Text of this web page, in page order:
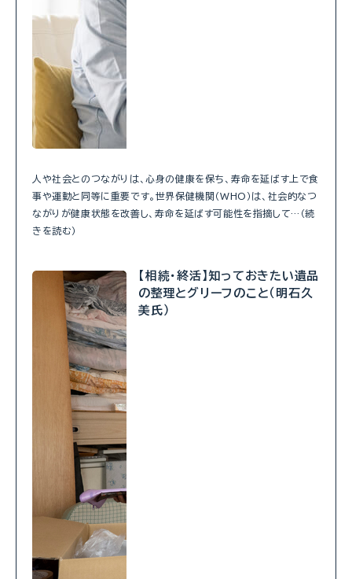
人や社会とのつながりは、心身の健康を保ち、寿命を延ばす上で食
事や運動と同等に重要です。世界保健機関（WHO）は、社会的なつ
ながりが健康状態を改善し、寿命を延ばす可能性を指摘して…（続
きを読む）
【相続・終活】知っておきたい遺品
の整理とグリーフのこと（明石久
美氏）